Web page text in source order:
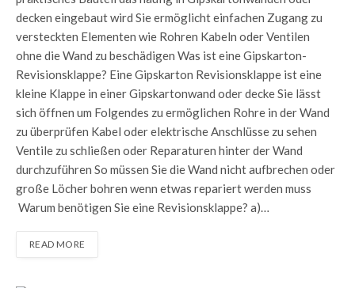
decken eingebaut wird Sie ermöglicht einfachen Zugang zu
versteckten Elementen wie Rohren Kabeln oder Ventilen
ohne die Wand zu beschädigen Was ist eine Gipskarton-
Revisionsklappe? Eine Gipskarton Revisionsklappe ist eine
kleine Klappe in einer Gipskartonwand oder decke Sie lässt
sich öffnen um Folgendes zu ermöglichen Rohre in der Wand
zu überprüfen Kabel oder elektrische Anschlüsse zu sehen
Ventile zu schließen oder Reparaturen hinter der Wand
durchzuführen So müssen Sie die Wand nicht aufbrechen oder
große Löcher bohren wenn etwas repariert werden muss
Warum benötigen Sie eine Revisionsklappe? a)…
READ MORE